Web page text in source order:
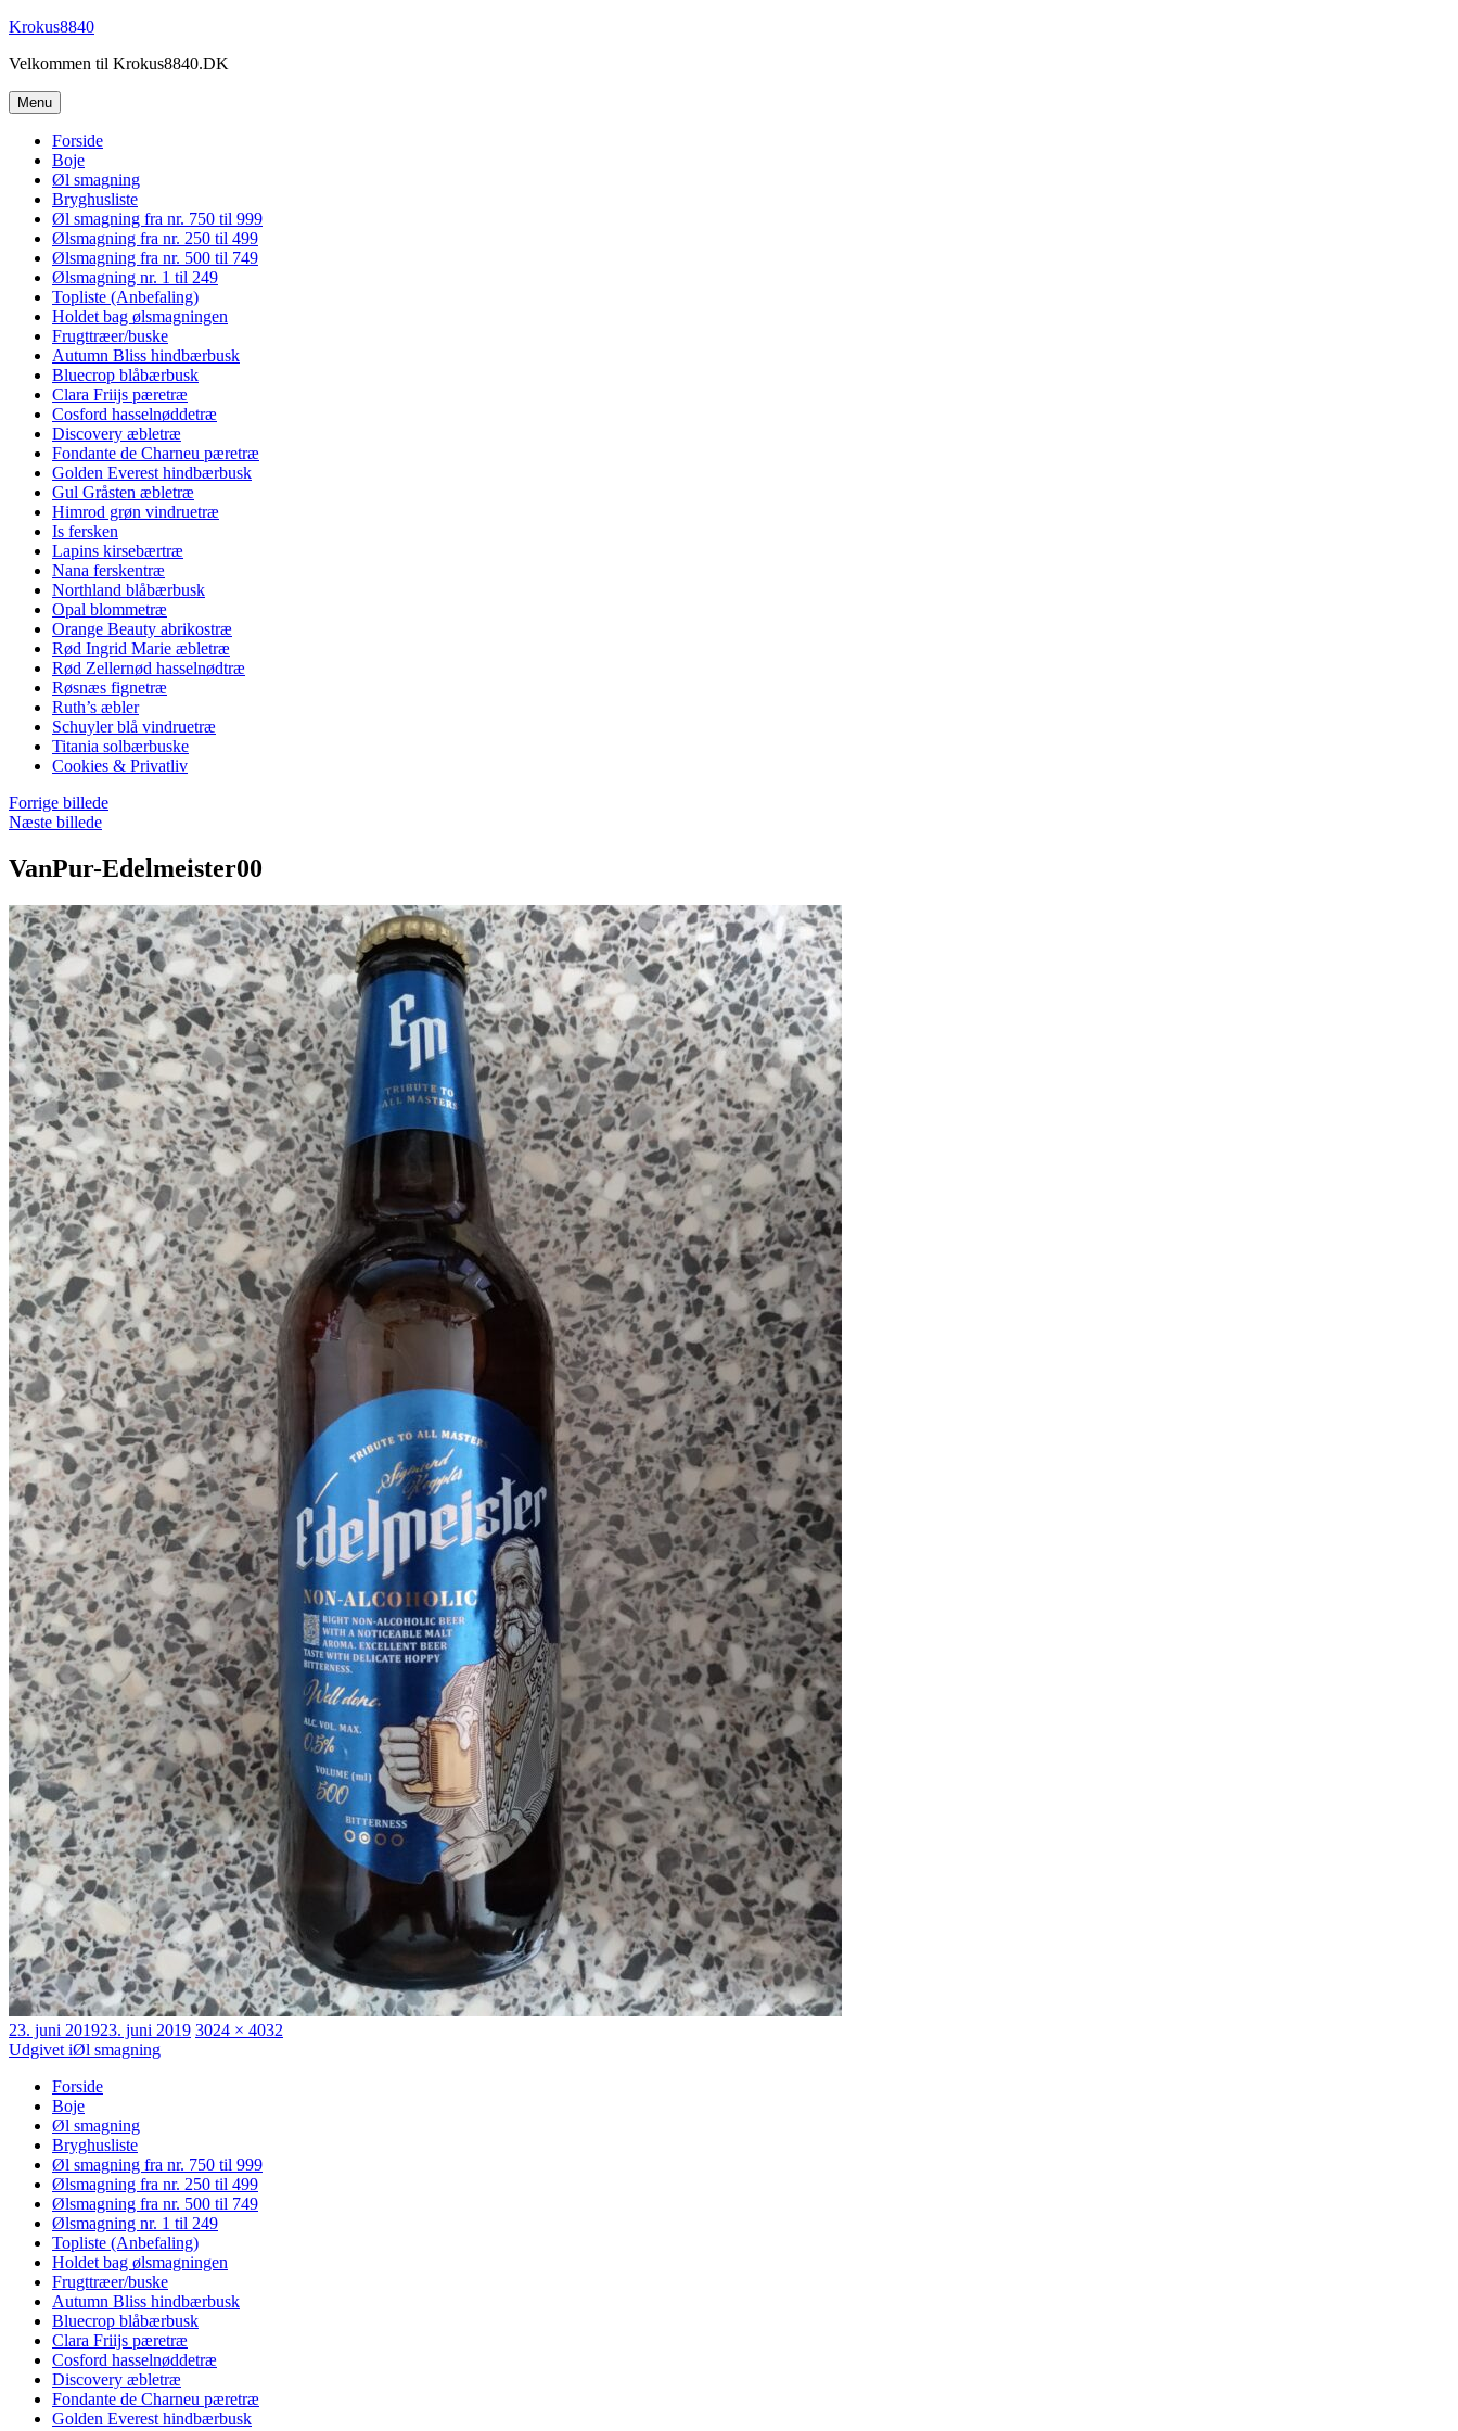
Videre
indhold
Krokus8840
Velkommen til Krokus8840.DK
Menu
Forside
Boje
Øl smagning
Bryghusliste
Øl smagning fra nr. 750 til 999
Ølsmagning fra nr. 250 til 499
Ølsmagning fra nr. 500 til 749
Ølsmagning nr. 1 til 249
Topliste (Anbefaling)
Holdet bag ølsmagningen
Frugttræer/buske
Autumn Bliss hindbærbusk
Bluecrop blåbærbusk
Clara Friijs pæretræ
Cosford hasselnøddetræ
Discovery æbletræ
Fondante de Charneu pæretræ
Golden Everest hindbærbusk
Gul Gråsten æbletræ
Himrod grøn vindruetræ
Is fersken
Lapins kirsebærtræ
Nana ferskentræ
Northland blåbærbusk
Opal blommetræ
Orange Beauty abrikostræ
Rød Ingrid Marie æbletræ
Rød Zellernød hasselnødtræ
Røsnæs fignetræ
Ruth’s æbler
Schuyler blå vindruetræ
Titania solbærbuske
Cookies & Privatliv
Forrige billede
Næste billede
VanPur-Edelmeister00
Udgivet
23. juni 201923. juni 2019 Faktisk
3024 × 4032
Indlægsnavigation
Udgivet iØl smagning
Forside
Boje
Øl smagning
Bryghusliste
Øl smagning fra nr. 750 til 999
Ølsmagning fra nr. 250 til 499
Ølsmagning fra nr. 500 til 749
Ølsmagning nr. 1 til 249
Topliste (Anbefaling)
Holdet bag ølsmagningen
Frugttræer/buske
Autumn Bliss hindbærbusk
Bluecrop blåbærbusk
Clara Friijs pæretræ
Cosford hasselnøddetræ
Discovery æbletræ
Fondante de Charneu pæretræ
Golden Everest hindbærbusk